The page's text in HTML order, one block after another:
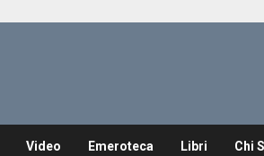
Video Emeroteca Libri Chi